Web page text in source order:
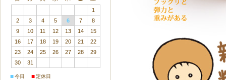
1
2
3 4 5 6 7
8
9
10 11 12 13 14
15
16
17 18 19 20 21
22
23
24 25 26 27 28
29
30
31
■今日 ■定休日